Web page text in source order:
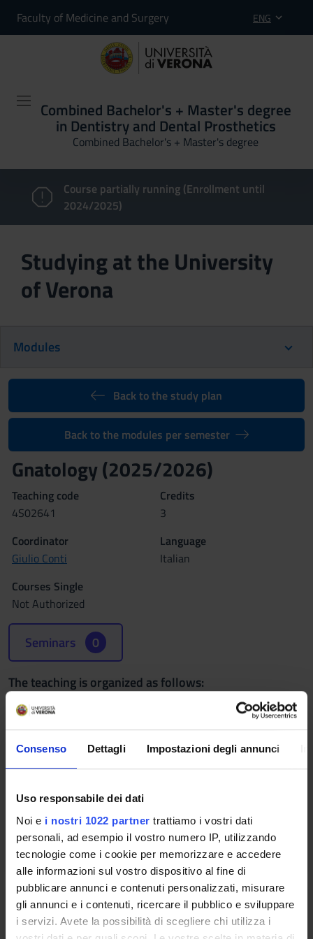
Consenso Dettagli Impostazioni degli annunci
Uso responsabile dei dati
Noi e i nostri 1022 partner trattiamo i vostri dati
personali, ad esempio il vostro numero IP, utilizzando
tecnologie come i cookie per memorizzare e accedere
alle informazioni sul vostro dispositivo al fine di
pubblicare annunci e contenuti personalizzati, misurare
gli annunci e i contenuti, ricercare il pubblico e sviluppare
i servizi. Avete la possibilità di scegliere chi utilizza i
Faculty of Medicine and Surgery ENG
Combined Bachelor's + Master's degree
in Dentistry and Dental Prosthetics
Combined Bachelor's + Master's degree
Course partially running (Enrollment until
2024/2025)
Studying at the University
of Verona
Modules
Back to the study plan
Back to the modules per semester
Gnatology (2025/2026)
Teaching code
4S02641
Credits
3
Coordinator
Giulio Conti
Language
Italian
Courses Single
Not Authorized
Seminars 0
The teaching is organized as follows:
GNATOLOGIA
Credits
2
Period
2° SEMESTRE
Academic staff
Lessons timetable
ATTIVITA' PRATICA IN
GNATOLOGIA